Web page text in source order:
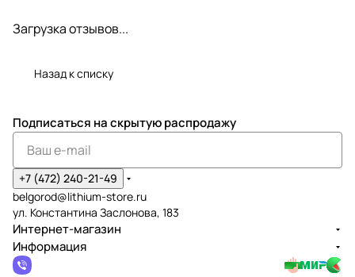
Загрузка отзывов...
Назад к списку
Подписаться на скрытую распродажу
+7 (472) 240-21-49
belgorod@lithium-store.ru
ул. Константина Заслонова, 183
Интернет-магазин
Информация